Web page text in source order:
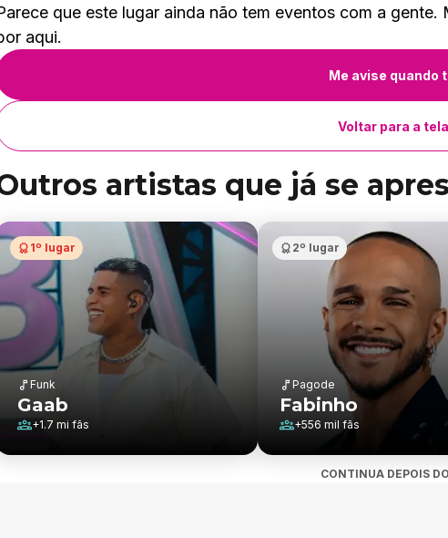
que este lugar ainda não tem eventos com a
aqui.
Me avise quando
Voltar para a
artistas que já se
1º lugar
Funk
Gaab
+1.7 mi fãs
2º lugar
Pagode
Fabinho
+556 mil fãs
CONTINUA DEPOIS